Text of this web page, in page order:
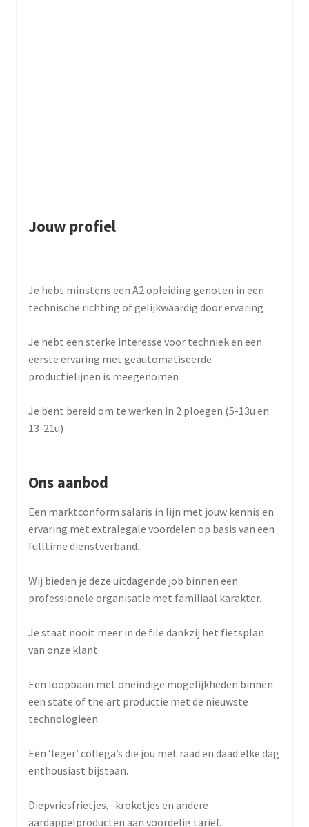
Jouw profiel
Je hebt minstens een A2 opleiding genoten in een
technische richting of gelijkwaardig door ervaring
Je hebt een sterke interesse voor techniek en een
eerste ervaring met geautomatiseerde
productielijnen is meegenomen
Je bent bereid om te werken in 2 ploegen (5-13u en
13-21u)
Ons aanbod
Een marktconform salaris in lijn met jouw kennis en
ervaring met extralegale voordelen op basis van een
fulltime dienstverband.
Wij bieden je deze uitdagende job binnen een
professionele organisatie met familiaal karakter.
Je staat nooit meer in de file dankzij het fietsplan
van onze klant.
Een loopbaan met oneindige mogelijkheden binnen
een state of the art productie met de nieuwste
technologieën.
Een ‘leger’ collega’s die jou met raad en daad elke dag
enthousiast bijstaan.
Diepvriesfrietjes, -kroketjes en andere
aardappelproducten aan voordelig tarief.